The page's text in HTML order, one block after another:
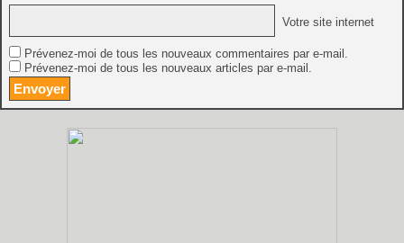
Votre site internet
Prévenez-moi de tous les nouveaux commentaires par e-mail.
Prévenez-moi de tous les nouveaux articles par e-mail.